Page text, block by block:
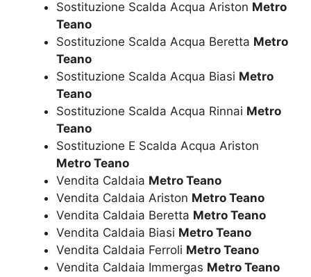
Sostituzione Scalda Acqua Ariston Metro
Teano
Sostituzione Scalda Acqua Beretta Metro
Teano
Sostituzione Scalda Acqua Biasi Metro
Teano
Sostituzione Scalda Acqua Rinnai Metro
Teano
Sostituzione E Scalda Acqua Ariston
Metro Teano
Vendita Caldaia Metro Teano
Vendita Caldaia Ariston Metro Teano
Vendita Caldaia Beretta Metro Teano
Vendita Caldaia Biasi Metro Teano
Vendita Caldaia Ferroli Metro Teano
Vendita Caldaia Immergas Metro Teano